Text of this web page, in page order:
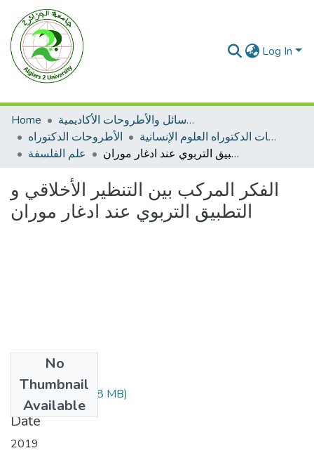
Log In
Home
الرسائل والأطروحات الأكاديمية
الأطروحات الدكتوراه
الأطروحات الدكتوراه العلوم الإنسانية
علم الفلسفة
الفكر المركب بين التنظير الأخلاقي و التطبيق التربوي عند ادغار موران
الفكر المركب بين التنظير الأخلاقي و
التطبيق التربوي عند ادغار موران
No
Thumbnail
Available
MEMOIRE.pdf(1.8 MB)
Date
2019